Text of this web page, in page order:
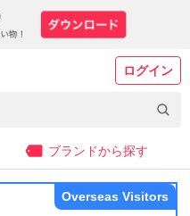
ログイン
ブランドから探す
Overseas Visitors